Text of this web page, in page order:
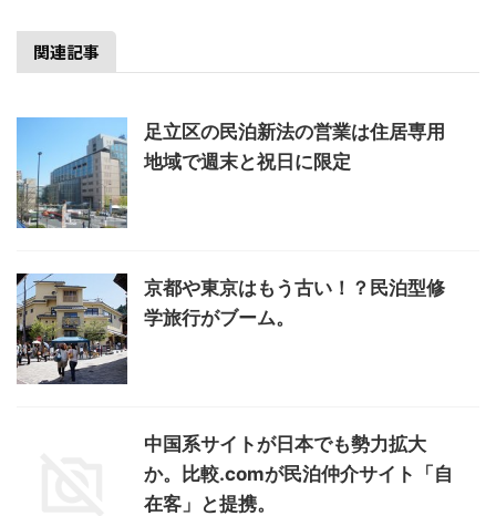
関連記事
足立区の民泊新法の営業は住居専用
地域で週末と祝日に限定
京都や東京はもう古い！？民泊型修
学旅行がブーム。
中国系サイトが日本でも勢力拡大
か。比較.comが民泊仲介サイト「自
在客」と提携。